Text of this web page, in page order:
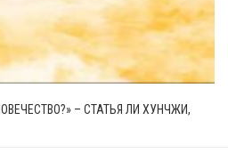
– СТАТЬЯ ЛИ ХУНЧЖИ,